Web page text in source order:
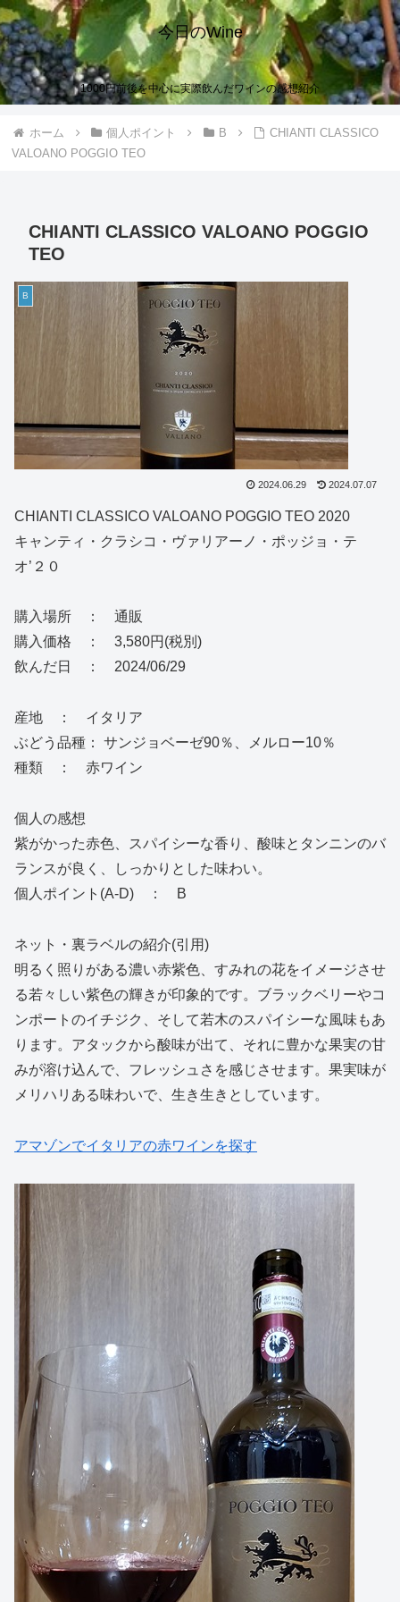
今日のWine
1000円前後を中心に実際飲んだワインの感想紹介
ホーム 個人ポイント B
CHIANTI CLASSICO
VALOANO POGGIO TEO
CHIANTI CLASSICO VALOANO POGGIO
TEO
B
2024.06.29 2024.07.07
CHIANTI CLASSICO VALOANO POGGIO TEO 2020
キャンティ・クラシコ・ヴァリアーノ・ポッジョ・テ
オ’２０
購入場所 ： 通販
購入価格 ： 3,580円(税別)
飲んだ日 ： 2024/06/29
産地 ： イタリア
ぶどう品種： サンジョベーゼ90％、メルロー10％
種類 ： 赤ワイン
個人の感想
紫がかった赤色、スパイシーな香り、酸味とタンニンのバ
ランスが良く、しっかりとした味わい。
個人ポイント(A-D) ： B
ネット・裏ラベルの紹介(引用)
明るく照りがある濃い赤紫色、すみれの花をイメージさせ
る若々しい紫色の輝きが印象的です。ブラックベリーやコ
ンポートのイチジク、そして若木のスパイシーな風味もあ
ります。アタックから酸味が出て、それに豊かな果実の甘
みが溶け込んで、フレッシュさを感じさせます。果実味が
メリハリある味わいで、生き生きとしています。
アマゾンでイタリアの赤ワインを探す